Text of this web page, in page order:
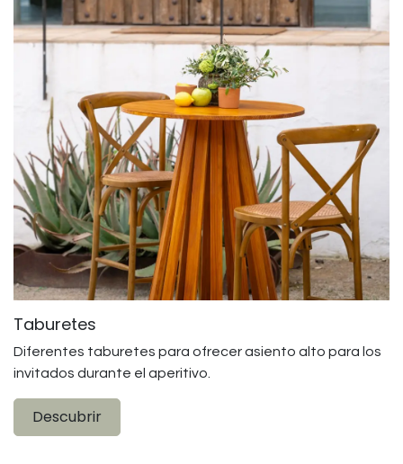
Taburetes
Diferentes taburetes para ofrecer asiento alto para los
invitados durante el aperitivo.
Descubrir